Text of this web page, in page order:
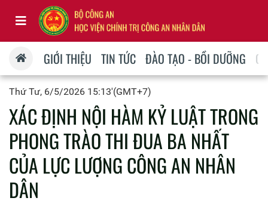
GIỚI THIỆU TIN TỨC ĐÀO TẠO - BỒI DƯỠNG
Thứ Tư, 6/5/2026 15:13'(GMT+7)
XÁC ĐỊNH NỘI HÀM KỶ LUẬT TRONG
PHONG TRÀO THI ĐUA BA NHẤT
CỦA LỰC LƯỢNG CÔNG AN NHÂN
DÂN